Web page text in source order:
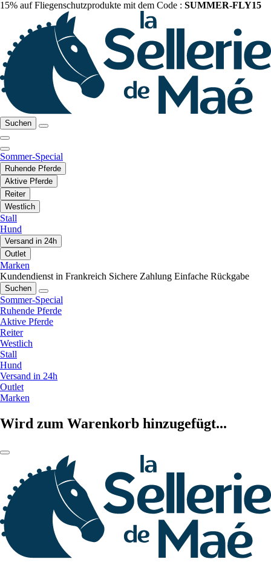
15% auf Fliegenschutzprodukte mit dem Code : SUMMER-FLY15
Suchen
Sommer-Special
Ruhende Pferde
Aktive Pferde
Reiter
Westlich
Stall
Hund
Versand in 24h
Outlet
Marken
Kundendienst in Frankreich Sichere Zahlung Einfache Rückgabe
Suchen
Sommer-Special
Ruhende Pferde
Aktive Pferde
Reiter
Westlich
Stall
Hund
Versand in 24h
Outlet
Marken
Wird zum Warenkorb hinzugefügt...